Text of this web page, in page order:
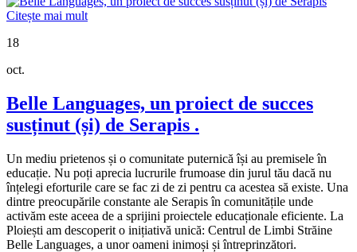
Citește mai mult
18
oct.
Belle Languages, un proiect de succes
susținut (și) de Serapis .
Un mediu prietenos și o comunitate puternică își au premisele în
educație. Nu poți aprecia lucrurile frumoase din jurul tău dacă nu
înțelegi eforturile care se fac zi de zi pentru ca acestea să existe. Una
dintre preocupările constante ale Serapis în comunitățile unde
activăm este aceea de a sprijini proiectele educaționale eficiente. La
Ploiești am descoperit o inițiativă unică: Centrul de Limbi Străine
Belle Languages, a unor oameni inimoși și întreprinzători.